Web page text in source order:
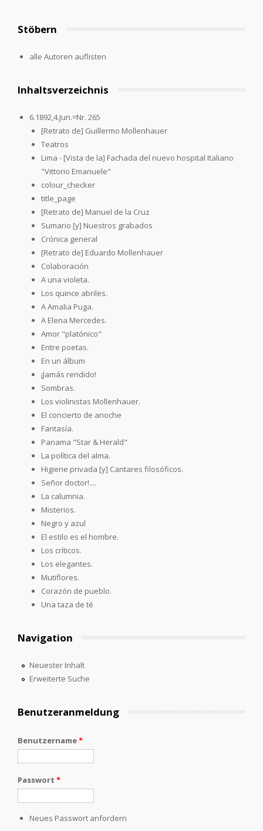
Stöbern
alle Autoren auflisten
Inhaltsverzeichnis
6.1892,4.Jun.=Nr. 265
[Retrato de] Guillermo Mollenhauer
Teatros
Lima - [Vista de la] Fachada del nuevo hospital Italiano
"Vittorio Emanuele"
colour_checker
title_page
[Retrato de] Manuel de la Cruz
Sumario [y] Nuestros grabados
Crónica general
[Retrato de] Eduardo Mollenhauer
Colaboración
A una violeta.
Los quince abriles.
A Amalia Puga.
A Elena Mercedes.
Amor "platónico"
Entre poetas.
En un álbum
¡Jamás rendido!
Sombras.
Los violinistas Mollenhauer.
El concierto de anoche
Fantasía.
Panama "Star & Herald"
La política del alma.
Higiene privada [y] Cantares filosóficos.
Señor doctor!....
La calumnia.
Misterios.
Negro y azul
El estilo es el hombre.
Los críticos.
Los elegantes.
Mutiflores.
Corazón de pueblo.
Una taza de té
Navigation
Neuester Inhalt
Erweiterte Suche
Benutzeranmeldung
Benutzername*
Passwort *
Neues Passwort anfordern